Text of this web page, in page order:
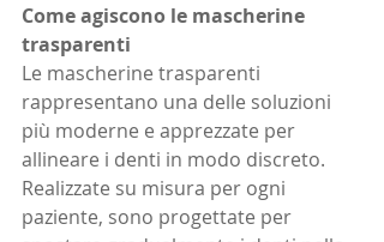
Come agiscono le mascherine
trasparenti
Le mascherine trasparenti
rappresentano una delle soluzioni
più moderne e apprezzate per
allineare i denti in modo discreto.
Realizzate su misura per ogni
paziente, sono progettate per